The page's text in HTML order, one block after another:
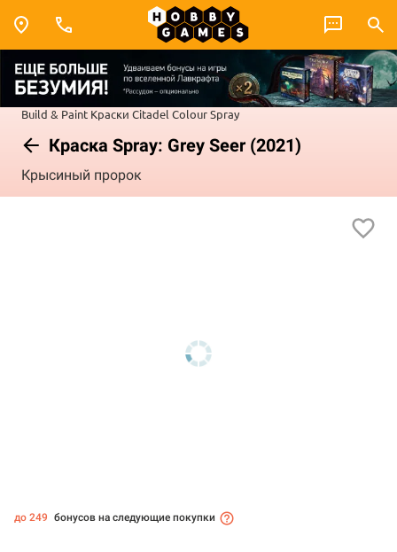
Build & Paint Краски Citadel ColourSpray
Краска Spray: Grey Seer (2021)
Крысиный пророк
до 249 бонусов на следующие покупки